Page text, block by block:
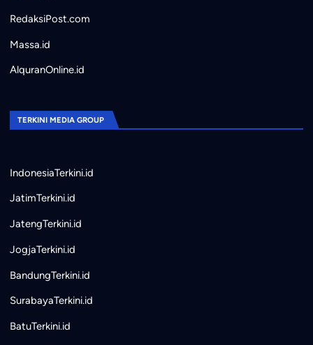
RedaksiPost.com
Massa.id
AlquranOnline.id
TERKINI MEDIA GROUP
IndonesiaTerkini.id
JatimTerkini.id
JatengTerkini.id
JogjaTerkini.id
BandungTerkini.id
SurabayaTerkini.id
BatuTerkini.id